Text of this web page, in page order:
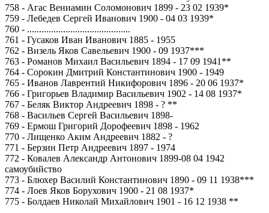
758 - Агас Вениамин Соломонович 1899 - 23 02 1939*
759 - Лебедев Сергей Иванович 1900 - 04 03 1939*
760 - ...........................................
761 - Гусаков Иван Иванович 1885 - 1955
762 - Визель Яков Савельевич 1900 - 09 1937***
763 - Романов Михаил Васильевич 1894 - 17 09 1941**
764 - Сорокин Дмитрий Константинович 1900 - 1949
765 - Иванов Лаврентий Никифорович 1896 - 20 06 1937*
766 - Григорьев Владимир Васильевич 1902 - 14 08 1937*
767 - Беляк Виктор Андреевич 1898 - ? **
768 - Васильев Сергей Васильевич 1898-
769 - Ермош Григорий Дорофеевич 1898 - 1962
770 - Лищенко Аким Андреевич 1882 - ?
771 - Берзин Петр Андреевич 1897 - 1974
772 - Ковалев Александр Антонович 1899-08 04 1942
самоубийство
773 - Блюхер Василий Константинович 1890 - 09 11 1938***
774 - Лоев Яков Борухович 1900 - 21 08 1937*
775 - Болдаев Николай Михайлович 1901 - 16 12 1938 **